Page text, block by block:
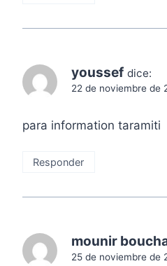
youssef dice:
22 de noviembre de
para information taramiti
Responder
mounir
25 de noviembre de